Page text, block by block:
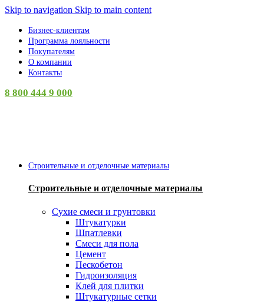
Skip to navigation Skip to main content
Бизнес-клиентам
Программа лояльности
Покупателям
О компании
Контакты
8 800 444 9 000
Строительные и отделочные материалы
Строительные и отделочные материалы
Сухие смеси и грунтовки
Штукатурки
Шпатлевки
Смеси для пола
Цемент
Пескобетон
Гидроизоляция
Клей для плитки
Штукатурные сетки